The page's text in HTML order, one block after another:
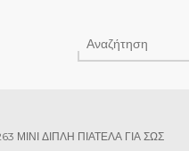
ΜΙΝΙ ΔΙΠΛΗ ΠΙΑΤΕΛΑ ΓΙΑ ΣΩΣ